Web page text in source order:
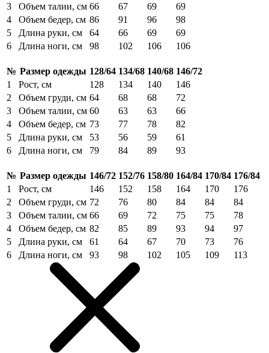
3
Объем талии, см 66 67 69
69
4
Объем бедер, см 86 91 96
98
5
Длина руки, см 64 66 69
69
6
Длина ноги, см 98 102 106 106
№ Размер одежды 128/64 134/68 140/68 146/72
1
Рост, см 128 134 140
146
2
Объем груди, см 64 68 68
72
3
Объем талии, см 60 63 63
66
4
Объем бедер, см 73 77 78
82
5
Длина руки, см 53 56 59
61
6
Длина ноги, см 79 84 89 93
№ Размер одежды 146/72 152/76 158/80 164/84 170/84 176/84
1
Рост, см 146 152 158 164 170
176
2
Объем груди, см 72 76 80 84 84
84
3
Объем талии, см 66 69 72 75 75
78
4
Объем бедер, см 82 85 89 93 94
97
5
Длина руки, см 61 64 67 70 73
76
6
Длина ноги, см 93 98 102 105 109 113